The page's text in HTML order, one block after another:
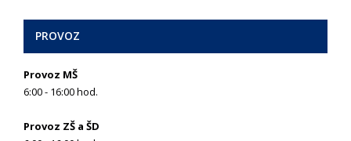
PROVOZ
Provoz MŠ
6:00 - 16:00 hod.
Provoz ZŠ a ŠD